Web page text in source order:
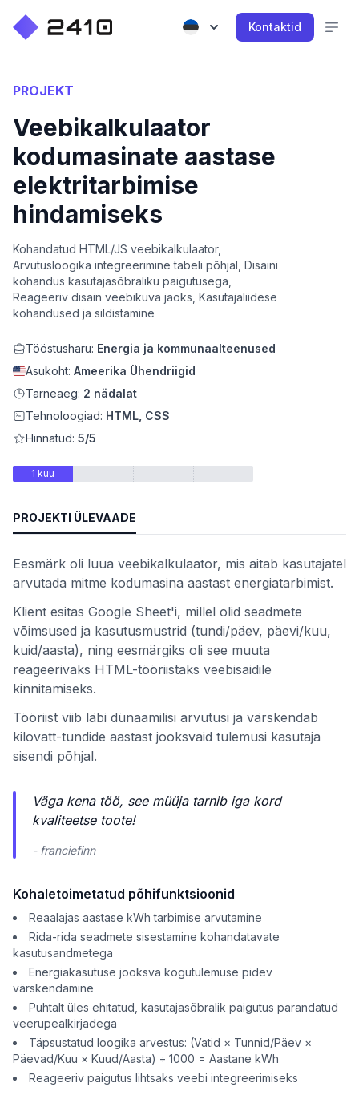
Kontaktid
kaupa
alusel
PROJEKT
Veebikalkulaator
kodumasinate aastase
elektritarbimise
hindamiseks
Kohandatud HTML/JS veebikalkulaator,
Arvutusloogika integreerimine tabeli põhjal, Disaini
kohandus kasutajasõbraliku paigutusega,
Reageeriv disain veebikuva jaoks, Kasutajaliidese
kohandused ja sildistamine
Tööstusharu: Energia ja kommunaalteenused
Asukoht: Ameerika Ühendriigid
Tarneaeg: 2 nädalat
Tehnoloogiad: HTML, CSS
Hinnatud: 5/5
1 kuu
PROJEKTI ÜLEVAADE
Eesmärk oli luua veebikalkulaator, mis aitab kasutajatel
arvutada mitme kodumasina aastast energiatarbimist.
Klient esitas Google Sheet'i, millel olid seadmete
võimsused ja kasutusmustrid (tundi/päev, päevi/kuu,
kuid/aasta), ning eesmärgiks oli see muuta
reageerivaks HTML-tööriistaks veebisaidile
kinnitamiseks.
Tööriist viib läbi dünaamilisi arvutusi ja värskendab
kilovatt-tundide aastast jooksvaid tulemusi kasutaja
sisendi põhjal.
Väga kena töö, see müüja tarnib iga kord
kvaliteetse toote!
- franciefinn
Kohaletoimetatud põhifunktsioonid
Reaalajas aastase kWh tarbimise arvutamine
Rida-rida seadmete sisestamine kohandatavate
kasutusandmetega
Energiakasutuse jooksva kogutulemuse pidev
värskendamine
Puhtalt üles ehitatud, kasutajasõbralik paigutus parandatud
veerupealkirjadega
Täpsustatud loogika arvestus: (Vatid × Tunnid/Päev ×
Päevad/Kuu × Kuud/Aasta) ÷ 1000 = Aastane kWh
Reageeriv paigutus lihtsaks veebi integreerimiseks